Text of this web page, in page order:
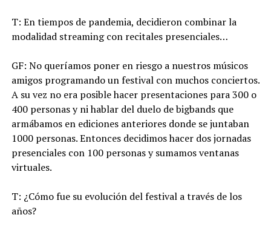
T: En tiempos de pandemia, decidieron combinar la
modalidad streaming con recitales presenciales…
GF: No queríamos poner en riesgo a nuestros músicos
amigos programando un festival con muchos conciertos.
A su vez no era posible hacer presentaciones para 300 o
400 personas y ni hablar del duelo de bigbands que
armábamos en ediciones anteriores donde se juntaban
1000 personas. Entonces decidimos hacer dos jornadas
presenciales con 100 personas y sumamos ventanas
virtuales.
T: ¿Cómo fue su evolución del festival a través de los
años?